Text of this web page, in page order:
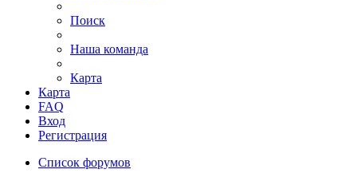
Поиск
Наша команда
Карта
Карта
FAQ
Вход
Регистрация
Список форумов